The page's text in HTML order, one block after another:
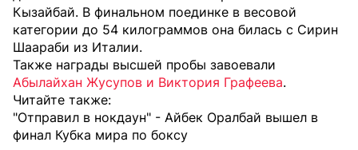
Кызайбай. В финальном поединке в весовой
категории до 54 килограммов она билась с Сирин
Шаараби из Италии.
Также награды высшей пробы завоевали
Абылайхан Жусупов и Виктория Графеева.
Читайте также:
"Отправил в нокдаун" - Айбек Оралбай вышел в
финал Кубка мира по боксу